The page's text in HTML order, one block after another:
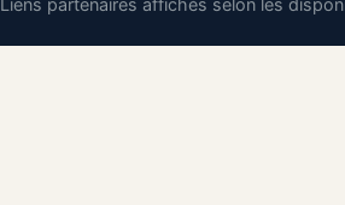
Liens partenaires affichés selon les